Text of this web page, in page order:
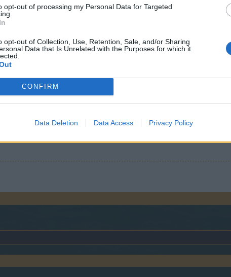
opt-out of processing my Personal Data for Targeted
opt-out of Collection, Use, Retention, Sale, and/or Sharing
Data that Is Unrelated with the Purposes for which it
CONFIRM
Data Deletion Data Access Privacy Policy
ins Spiel. Da es weder eine Ankündigung zu Serverarbeiten noch eine Info hier
mir?
in das spielt nicht mehr reinkommt.
führt zu Wut…Wut führt zu Hass… Hass führt zu unsäglichem Leid.”
Da der Server mittlerweile wieder läuft schließe ich hier mal